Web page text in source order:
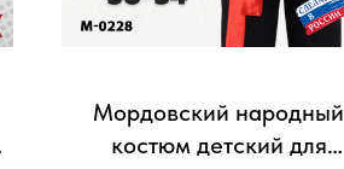
Мордовский народный
костюм детский для